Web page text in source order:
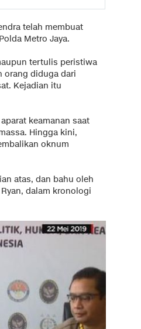
telah membuat
Metro Jaya.
tertulis peristiwa
orang diduga dari
Kejadian itu
keamanan saat
Hingga kini,
oknum
atas, dan bahu oleh
dalam kronologi